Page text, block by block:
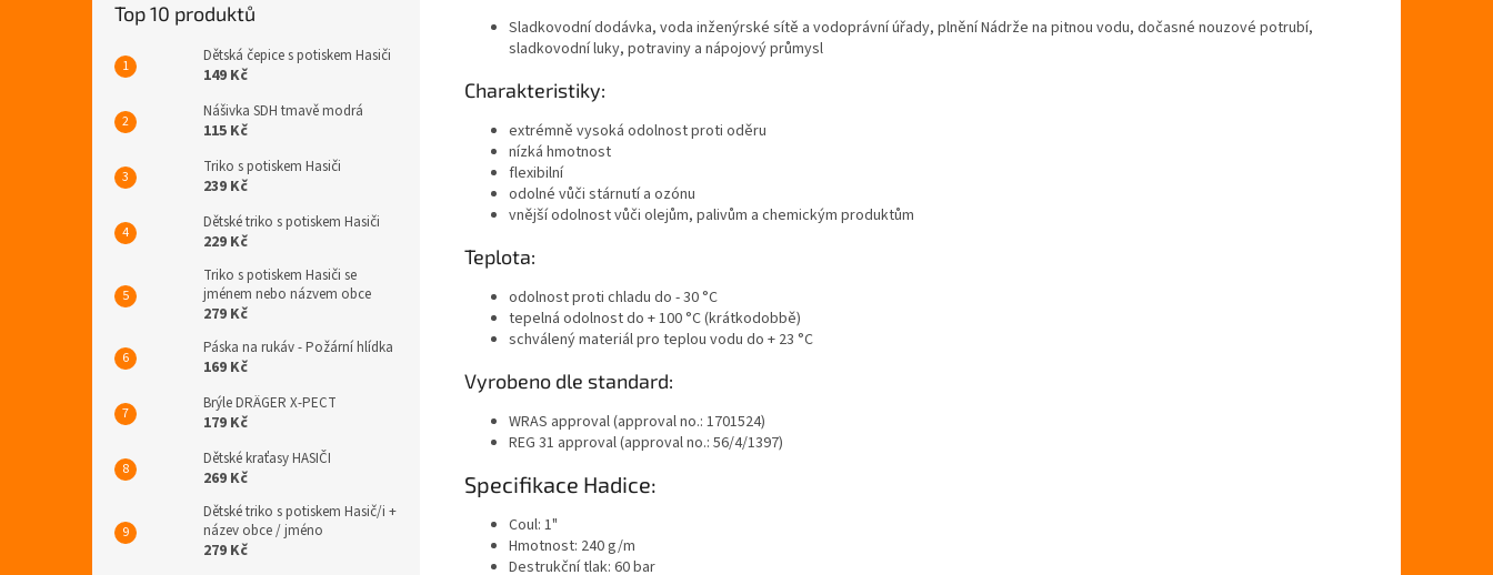
Top 10 produktů
Dětská čepice s potiskem Hasiči
149 Kč
Nášivka SDH tmavě modrá
115 Kč
Triko s potiskem Hasiči
239 Kč
Dětské triko s potiskem Hasiči
229 Kč
Triko s potiskem Hasiči se
jménem nebo názvem obce
279 Kč
Páska na rukáv - Požární hlídka
169 Kč
Brýle DRÄGER X-PECT
179 Kč
Dětské kraťasy HASIČI
269 Kč
Dětské triko s potiskem Hasič/i +
název obce / jméno
279 Kč
Sladkovodní dodávka, voda inženýrské sítě a vodoprávní úřady, plnění Nádrže na pitnou vodu, dočasné nouzové potrubí,
sladkovodní luky, potraviny a nápojový průmysl
Charakteristiky:
extrémně vysoká odolnost proti oděru
nízká hmotnost
flexibilní
odolné vůči stárnutí a ozónu
vnější odolnost vůči olejům, palivům a chemickým produktům
Teplota:
odolnost proti chladu do - 30 °C
tepelná odolnost do + 100 °C (krátkodobbě)
schválený materiál pro teplou vodu do + 23 °C
Vyrobeno dle standard:
WRAS approval (approval no.: 1701524)
REG 31 approval (approval no.: 56/4/1397)
Specifikace Hadice:
Coul: 1"
Hmotnost: 240 g/m
Destrukční tlak: 60 bar